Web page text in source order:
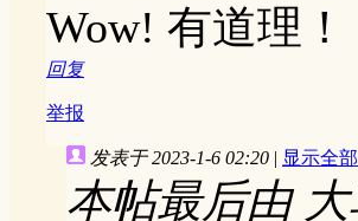
Wow! 有道理！
回复
举报
发表于 2023-1-6 02:20 | 显示全
本帖最后由 大